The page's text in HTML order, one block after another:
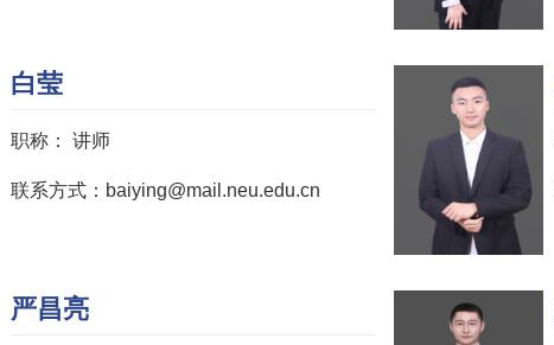
白莹
职称： 讲师
联系方式：baiying@mail.neu.edu.cn
严昌亮